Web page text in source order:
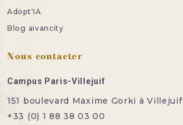
Adopt'IA
Blog aivancity
Nous contacter
Campus Paris-Villejuif
151 boulevard Maxime Gorki à Villejuif
+33 (0) 1 88 38 03 00